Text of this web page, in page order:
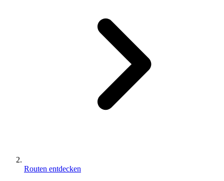
Routen entdecken